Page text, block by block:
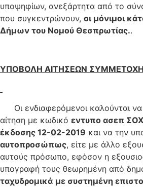
υποψηφίων, ανεξάρτητα από το
που συγκεντρώνουν, οι μόνιμοι
Δήμων του Νομού Θεσπρωτίας..
ΥΠΟΒΟΛΗ ΑΙΤΗΣΕΩΝ
Οι ενδιαφερόμενοι καλούνται
αίτηση με κωδικό εντυπο ασεπ
έκδοσης 12-02-2019 και να την
αυτοπροσώπως, είτε με άλλο
αυτούς πρόσωπο, εφόσον η
υπογραφή τους θεωρημένη από
ταχυδρομικά με συστημένη